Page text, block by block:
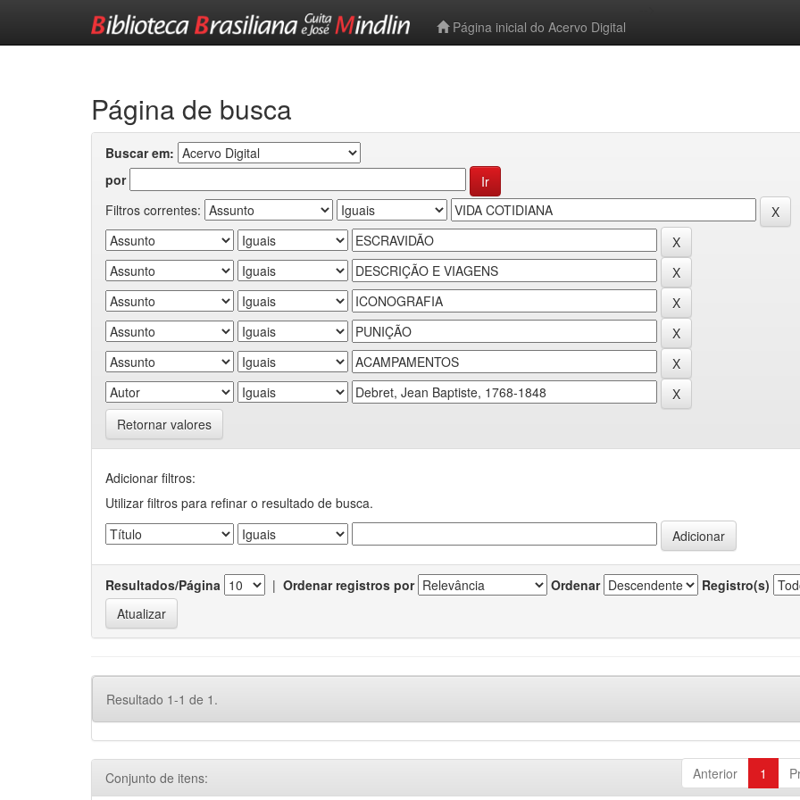
Página inicial do Acervo Digital
Página de busca
Buscar em:
por
Filtros correntes:
Retornar valores
Adicionar filtros:
Utilizar filtros para refinar o resultado de busca.
Resultados/Página | Ordenar registros por Ordenar Registro(s)
Resultado 1-1 de 1.
Anterior 1
Conjunto de itens: